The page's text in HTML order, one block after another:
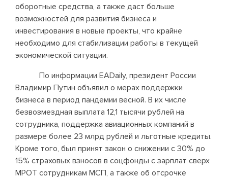
оборотные средства, а также даст больше
возможностей для развития бизнеса и
инвестирования в новые проекты, что крайне
необходимо для стабилизации работы в текущей
экономической ситуации.
По информации EADaily, президент России
Владимир Путин объявил о мерах поддержки
бизнеса в период пандемии весной. В их числе
безвозмездная выплата 12,1 тысячи рублей на
сотрудника, поддержка авиационных компаний в
размере более 23 млрд рублей и льготные кредиты.
Кроме того, был принят закон о снижении с 30% до
15% страховых взносов в соцфонды с зарплат сверх
МРОТ сотрудникам МСП, а также об отсрочке